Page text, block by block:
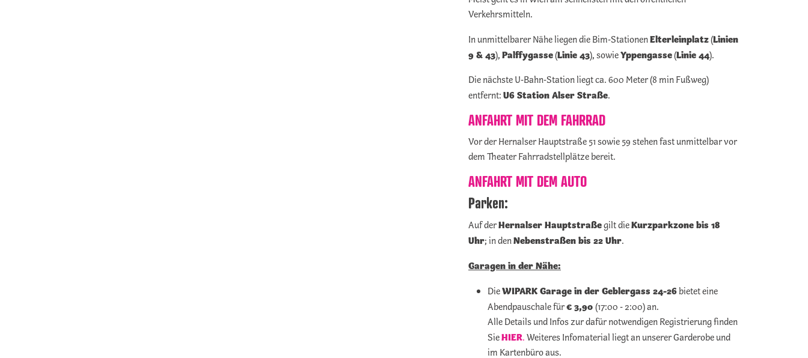
Verkehrsmitteln.
In unmittelbarer Nähe liegen die Bim-StationenElterleinplatz(Linien
9 & 43),Palffygasse(Linie 43), sowieYppengasse(Linie 44).
Die nächste U-Bahn-Station liegt ca. 600 Meter (8 min Fußweg)
entfernt:U6 Station Alser Straße.
ANFAHRT MIT DEM FAHRRAD
Vor der Hernalser Hauptstraße 51 sowie 59 stehen fast unmittelbar vor
dem Theater Fahrradstellplätze bereit.
ANFAHRT MIT DEM AUTO
Parken:
Auf derHernalser Hauptstraßegilt dieKurzparkzone bis 18
Uhr; in denNebenstraßen bis 22 Uhr.
Garagen in der Nähe:
DieWIPARK Garage in der Geblergass 24-26bietet eine
Abendpauschale für€ 3,90(17:00 - 2:00) an.
Alle Details und Infos zur dafür notwendigen Registrierung finden
SieHIER.Weiteres Infomaterial liegt an unserer Garderobe und
im Kartenbüro aus.